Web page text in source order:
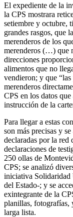
El expediente de la
la CPS mostrara
setiembre y octubre,
grandes rasgos, que
merenderos de los
merenderos (…) que
direcciones
alimentos que no
vendieron; y que
merenderos
CPS en los datos
instrucción de la
Para llegar a estas
son más precisas y
declaradas por la red
declaraciones de
250 ollas de
CPS; se analizó
iniciativa Solidaridad
del Estado-; y se
exintegrante de la
planillas, fotografías,
larga lista.